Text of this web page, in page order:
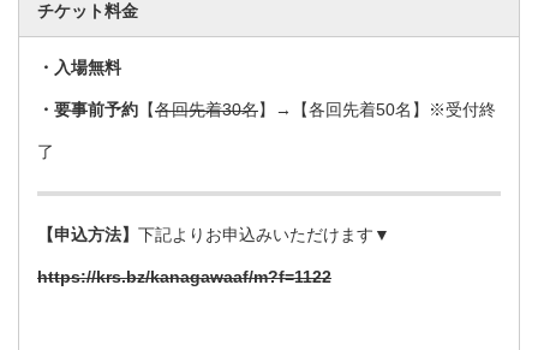
チケット料金
・入場無料
・要事前予約 【各回先着30名】→【各回先着50名】※受付終
了
【申込方法】 下記よりお申込みいただけます▼
https://krs.bz/kanagawaaf/m?f=1122